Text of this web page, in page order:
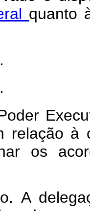
quanto
relação à
os
A